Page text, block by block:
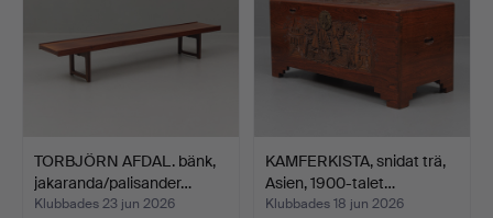
TORBJÖRN AFDAL. bänk,
jakaranda/palisander…
Klubbades 23 jun 2026
KAMFERKISTA, snidat trä,
Asien, 1900-talet…
Klubbades 18 jun 2026